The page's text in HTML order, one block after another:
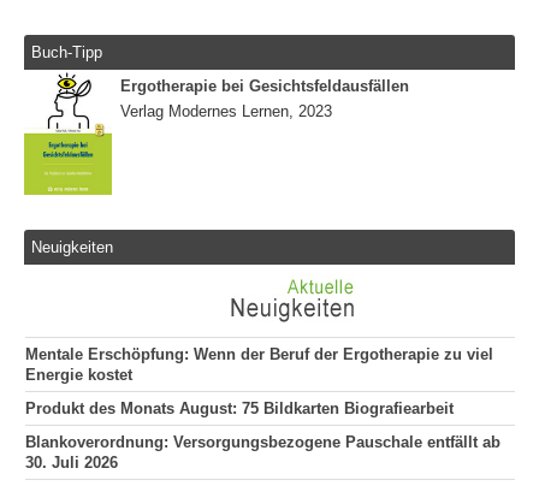
Buch-Tipp
Ergotherapie bei Gesichtsfeldausfällen
Verlag Modernes Lernen, 2023
Neuigkeiten
Mentale Erschöpfung: Wenn der Beruf der Ergotherapie zu viel
Energie kostet
Produkt des Monats August: 75 Bildkarten Biografiearbeit
Blankoverordnung: Versorgungsbezogene Pauschale entfällt ab
30. Juli 2026